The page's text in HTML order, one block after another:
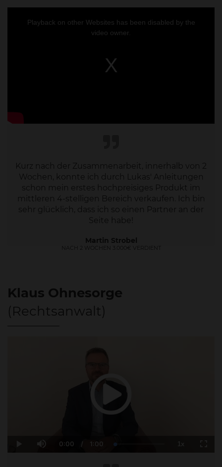
Playback on other Websites has been disabled by the
video owner.
Kurz nach der Zusammenarbeit, innerhalb von 2
Wochen, konnte ich durch Lukas' Anleitungen
schon mein erstes hochpreisiges Produkt im
mittleren 4-stelligen Bereich verkaufen. Ich bin
sehr glücklich, dass ich so einen Partner an der
Seite habe!
Martin Strobel
Klaus Ohnesorge
(Rechtsanwalt)
Mute
Current
Time
0:00 / Duration
1:00 Loaded
4.30%